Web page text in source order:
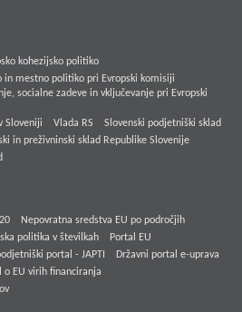
kohezijsko politiko
mestno politiko pri Evropski komisiji
socialne zadeve in vključevanje pri Evropski
Sloveniji
Vlada RS
Slovenski podjetniški sklad
in preživninski sklad Republike Slovenije
Nepovratna sredstva EU po področjih
politika v številkah
Portal EU
portal - JAPTI
Državni portal e-uprava
o EU virih financiranja